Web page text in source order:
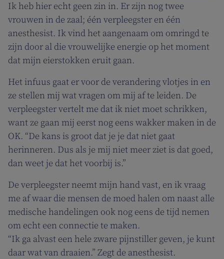
Ik heb hier echt geen zin in. Er zijn nog twee
vrouwen in de zaal; één verpleegster en één
anesthesist. Ik vind het aangenaam om omringd te
zijn door al die vrouwelijke energie op het moment
dat mijn eierstokken eruit gaan.
Het infuus gaat er voor de verandering vlotjes in en
ze stellen mij wat vragen om mij af te leiden. De
verpleegster vertelt me dat ik niet moet schrikken,
want ze gaan mij eerst nog eens wakker maken in de
OK. “De kans is groot dat je je dat niet gaat
herinneren. Dus als je mij niet meer ziet is dat goed,
dan weet je dat het voorbij is.”
De verpleegster neemt mijn hand vast, en ik vraag
me af waar die mensen de moed halen om naast alle
medische handelingen ook nog eens de tijd nemen
om echt een connectie te maken.
“Ik ga alvast een hele zware pijnstiller geven, je kunt
daar wat van draaien.” Zegt de anesthesist.